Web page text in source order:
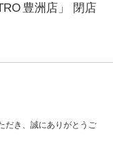
豊洲店」 閉店
だき、誠にありがとうご